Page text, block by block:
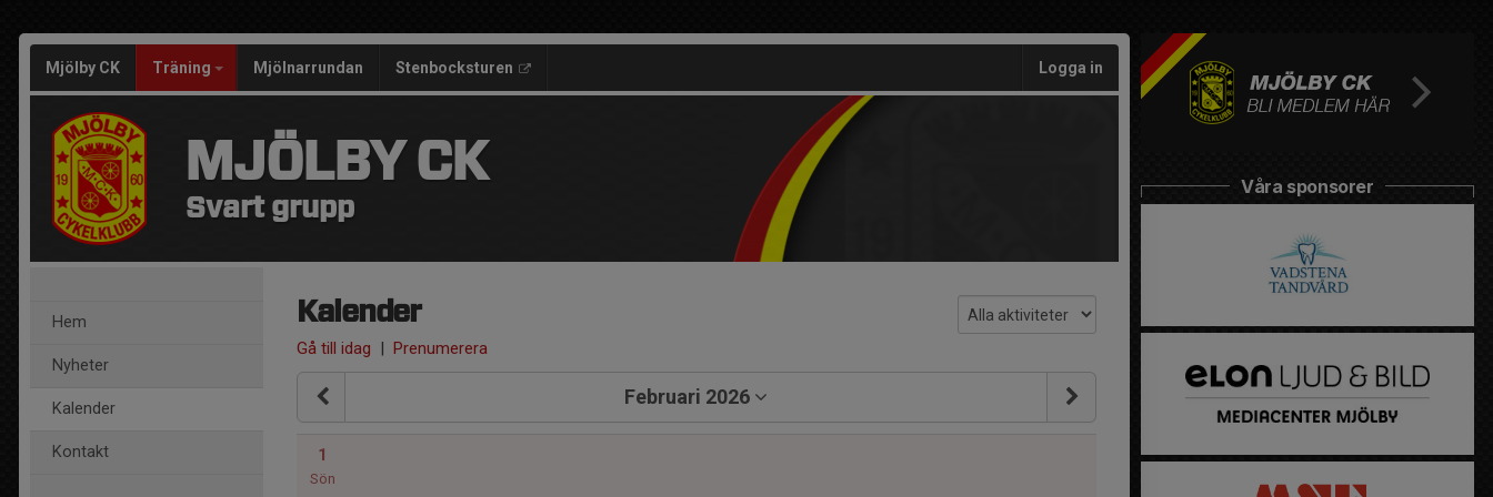
Mjölby CK Träning Mjölnarrundan Stenbocksturen Logga in
MJÖLBY CK
Svart grupp
Hem
Nyheter
Kalender
Kontakt
Kalender
Gå till idag | Prenumerera
Februari 2026
1
Sön
Våra sponsorer